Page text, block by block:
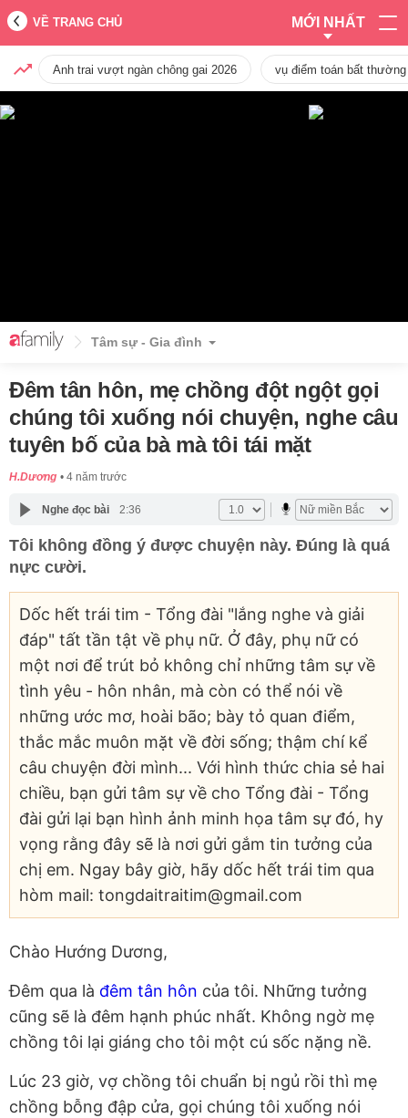
VỀ TRANG CHỦ MỚI NHẤT
Anh trai vượt ngàn chông gai 2026 vụ điểm toán bất
Tâm sự - Gia đình
Đêm tân hôn, mẹ chồng đột ngột gọi
chúng tôi xuống nói chuyện, nghe câu
tuyên bố của bà mà tôi tái mặt
H.Dương 4 năm trước
Nghe đọc bài 2:36
Tôi không đồng ý được chuyện này. Đúng là quá
nực cười.
Dốc hết trái tim - Tổng đài "lắng nghe và giải
đáp" tất tần tật về phụ nữ. Ở đây, phụ nữ có
một nơi để trút bỏ không chỉ những tâm sự về
tình yêu - hôn nhân, mà còn có thể nói về
những ước mơ, hoài bão; bày tỏ quan điểm,
thắc mắc muôn mặt về đời sống; thậm chí kể
câu chuyện đời mình... Với hình thức chia sẻ hai
chiều, bạn gửi tâm sự về cho Tổng đài - Tổng
đài gửi lại bạn hình ảnh minh họa tâm sự đó, hy
vọng rằng đây sẽ là nơi gửi gắm tin tưởng của
chị em. Ngay bây giờ, hãy dốc hết trái tim qua
hòm mail: tongdaitraitim@gmail.com
Chào Hướng Dương,
Đêm qua là đêm tân hôn của tôi. Những tưởng
cũng sẽ là đêm hạnh phúc nhất. Không ngờ mẹ
chồng tôi lại giáng cho tôi một cú sốc nặng nề.
Lúc 23 giờ, vợ chồng tôi chuẩn bị ngủ rồi thì mẹ
chồng bỗng đập cửa, gọi chúng tôi xuống nói